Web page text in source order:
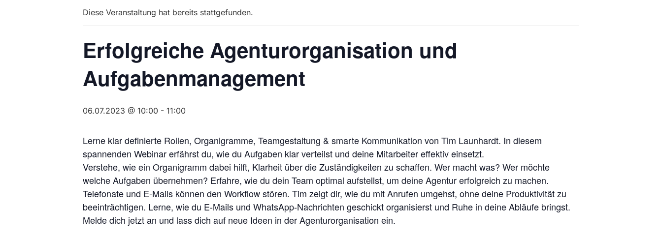
Diese Veranstaltung hat bereits stattgefunden.
Erfolgreiche Agenturorganisation und
Aufgabenmanagement
06.07.2023 @ 10:00 - 11:00
Lerne klar definierte Rollen, Organigramme, Teamgestaltung & smarte Kommunikation von Tim Launhardt. In diesem
spannenden Webinar erfährst du, wie du Aufgaben klar verteilst und deine Mitarbeiter effektiv einsetzt.
Verstehe, wie ein Organigramm dabei hilft, Klarheit über die Zuständigkeiten zu schaffen. Wer macht was? Wer möchte
welche Aufgaben übernehmen? Erfahre, wie du dein Team optimal aufstellst, um deine Agentur erfolgreich zu machen.
Telefonate und E-Mails können den Workflow stören. Tim zeigt dir, wie du mit Anrufen umgehst, ohne deine Produktivität zu
beeinträchtigen. Lerne, wie du E-Mails und WhatsApp-Nachrichten geschickt organisierst und Ruhe in deine Abläufe bringst.
Melde dich jetzt an und lass dich auf neue Ideen in der Agenturorganisation ein.